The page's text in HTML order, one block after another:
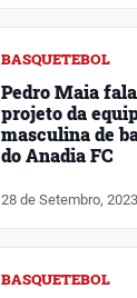
BASQUETEBOL
Pedro Maia
projeto da
masculina de
do Anadia FC
28 de Setembro, 2023
BASQUETEBOL